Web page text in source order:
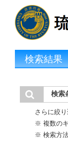
検索結果
検索
さらに絞
※ 複数の
※ 検索方